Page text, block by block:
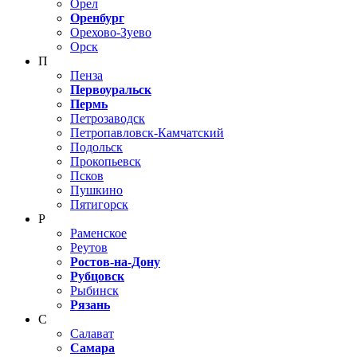
Орел
Оренбург
Орехово-Зуево
Орск
П
Пенза
Первоуральск
Пермь
Петрозаводск
Петропавловск-Камчатский
Подольск
Прокопьевск
Псков
Пушкино
Пятигорск
Р
Раменское
Реутов
Ростов-на-Дону
Рубцовск
Рыбинск
Рязань
С
Салават
Самара